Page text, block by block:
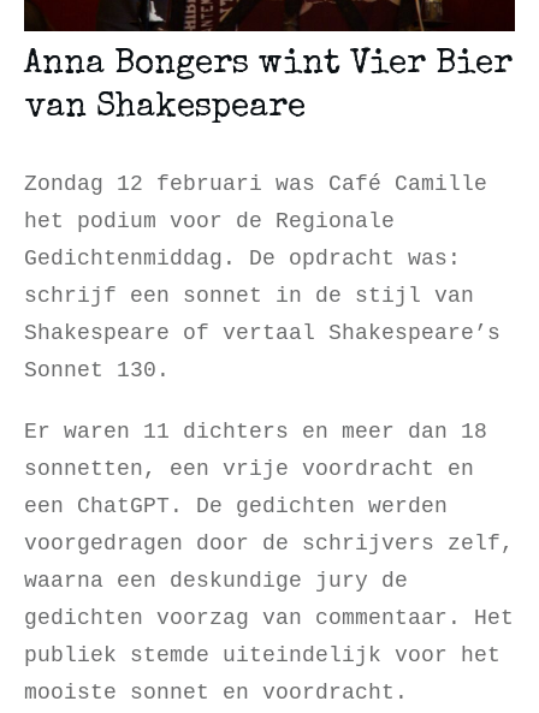
Anna Bongers wint Vier Bier
van Shakespeare
Zondag 12 februari was Café Camille
het podium voor de Regionale
Gedichtenmiddag. De opdracht was:
schrijf een sonnet in de stijl van
Shakespeare of vertaal Shakespeare’s
Sonnet 130.
Er waren 11 dichters en meer dan 18
sonnetten, een vrije voordracht en
een ChatGPT. De gedichten werden
voorgedragen door de schrijvers zelf,
waarna een deskundige jury de
gedichten voorzag van commentaar. Het
publiek stemde uiteindelijk voor het
mooiste sonnet en voordracht.